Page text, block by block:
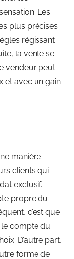
Les
plus précises
régissant
la vente se
vendeur peut
et avec un gain
manière
clients qui
exclusif.
propre du
c’est que
compte du
D’autre part,
forme de